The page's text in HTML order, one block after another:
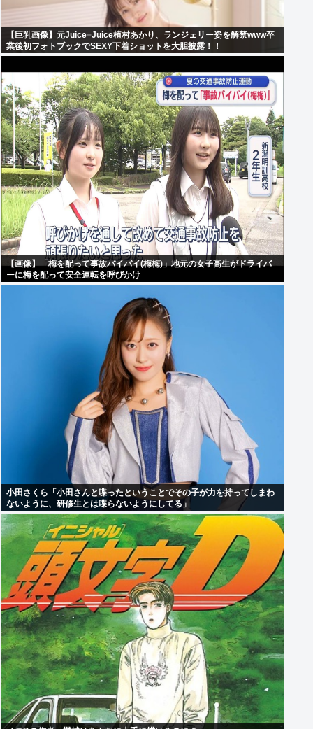
【巨乳画像】元Juice=Juice植村あかり、ランジェリー姿を解禁www卒
業後初フォトブックでSEXY下着ショットを大胆披露！！
【画像】「梅を配って事故バイバイ(梅梅)」地元の女子高生がドライバ
ーに梅を配って安全運転を呼びかけ
小田さくら「小田さんと喋ったということでその子が力を持ってしまわ
ないように、研修生とは喋らないようにしてる」